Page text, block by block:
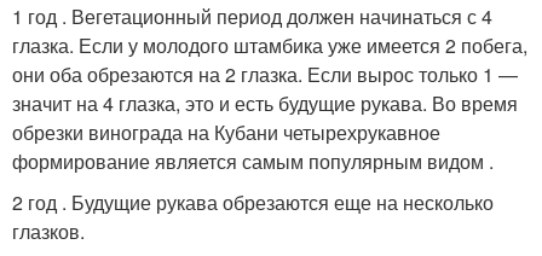
1 год . Вегетационный период должен начинаться с 4
глазка. Если у молодого штамбика уже имеется 2 побега,
они оба обрезаются на 2 глазка. Если вырос только 1 —
значит на 4 глазка, это и есть будущие рукава. Во время
обрезки винограда на Кубани четырехрукавное
формирование является самым популярным видом .
2 год . Будущие рукава обрезаются еще на несколько
глазков.